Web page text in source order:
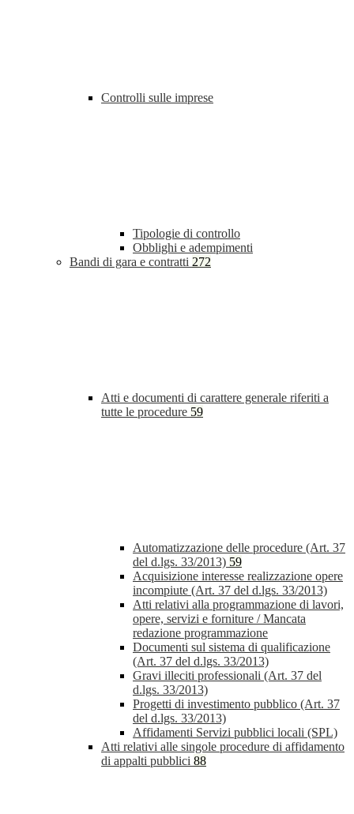
Controlli sulle imprese
Tipologie di controllo
Obblighi e adempimenti
Bandi di gara e contratti 272
Atti e documenti di carattere generale riferiti a
tutte le procedure 59
Automatizzazione delle procedure (Art. 37
del d.lgs. 33/2013) 59
Acquisizione interesse realizzazione opere
incompiute (Art. 37 del d.lgs. 33/2013)
Atti relativi alla programmazione di lavori,
opere, servizi e forniture / Mancata
redazione programmazione
Documenti sul sistema di qualificazione
(Art. 37 del d.lgs. 33/2013)
Gravi illeciti professionali (Art. 37 del
d.lgs. 33/2013)
Progetti di investimento pubblico (Art. 37
del d.lgs. 33/2013)
Affidamenti Servizi pubblici locali (SPL)
Atti relativi alle singole procedure di affidamento
di appalti pubblici 88